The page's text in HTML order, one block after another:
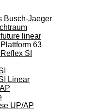
Busch-Jaeger
linear
63
SI
Linear
UP/AP